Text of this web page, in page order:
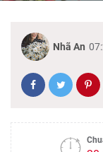
Nhã An